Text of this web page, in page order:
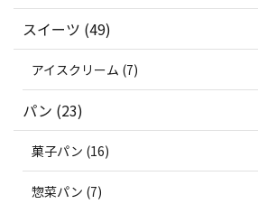
スイーツ (49)
アイスクリーム (7)
パン (23)
菓子パン (16)
惣菜パン (7)